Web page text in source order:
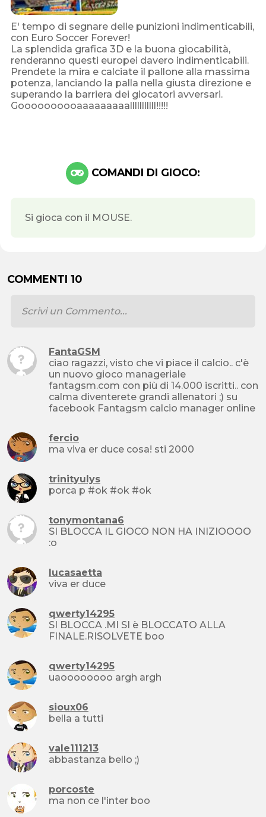
E' tempo di segnare delle punizioni indimenticabili,
con Euro Soccer Forever!
La splendida grafica 3D e la buona giocabilità,
renderanno questi europei davero indimenticabili.
Prendete la mira e calciate il pallone alla massima
potenza, lanciando la palla nella giusta direzione e
superando la barriera dei giocatori avversari.
Goooooooooaaaaaaaaalllllllllll!!!!!
COMANDI DI GIOCO:
Si gioca con il MOUSE.
COMMENTI 10
FantaGSM
ciao ragazzi, visto che vi piace il calcio.. c'è
un nuovo gioco manageriale
fantagsm.com con più di 14.000 iscritti.. con
calma diventerete grandi allenatori ;) su
facebook Fantagsm calcio manager online
fercio
ma viva er duce cosa! sti 2000
trinityulys
porca p #ok #ok #ok
tonymontana6
SI BLOCCA IL GIOCO NON HA INIZIOOOO
:o
lucasaetta
viva er duce
qwerty14295
SI BLOCCA .MI SI è BLOCCATO ALLA
FINALE.RISOLVETE boo
qwerty14295
uaoooooooo argh argh
sioux06
bella a tutti
vale111213
abbastanza bello ;)
porcoste
ma non ce l'inter boo